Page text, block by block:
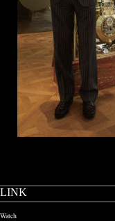
LINK
Watch